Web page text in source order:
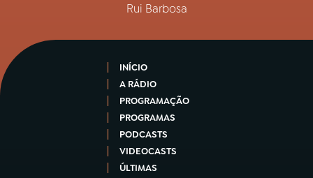
Rui Barbosa
INÍCIO
A RÁDIO
PROGRAMAÇÃO
PROGRAMAS
PODCASTS
VIDEOCASTS
ÚLTIMAS